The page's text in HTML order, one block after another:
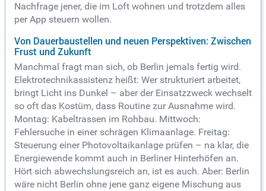
Nachfrage jener, die im Loft wohnen und trotzdem alles
per App steuern wollen.
Von Dauerbaustellen und neuen Perspektiven: Zwischen
Frust und Zukunft
Manchmal fragt man sich, ob Berlin jemals fertig wird.
Elektrotechnikassistenz heißt: Wer strukturiert arbeitet,
bringt Licht ins Dunkel – aber der Einsatzzweck wechselt
so oft das Kostüm, dass Routine zur Ausnahme wird.
Montag: Kabeltrassen im Rohbau. Mittwoch:
Fehlersuche in einer schrägen Klimaanlage. Freitag:
Steuerung einer Photovoltaikanlage prüfen – na klar, die
Energiewende kommt auch in Berliner Hinterhöfen an.
Hört sich abwechslungsreich an, ist es auch. Aber: Berlin
wäre nicht Berlin ohne jene ganz eigene Mischung aus